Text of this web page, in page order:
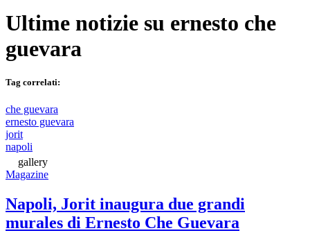
Ultime notizie su ernesto che
guevara
Tag correlati:
che guevara
ernesto guevara
jorit
napoli
gallery
Magazine
Napoli, Jorit inaugura due grandi
murales di Ernesto Che Guevara